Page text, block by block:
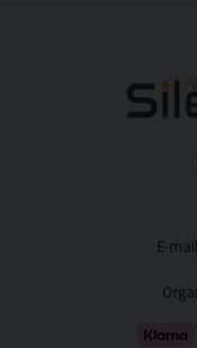
E-